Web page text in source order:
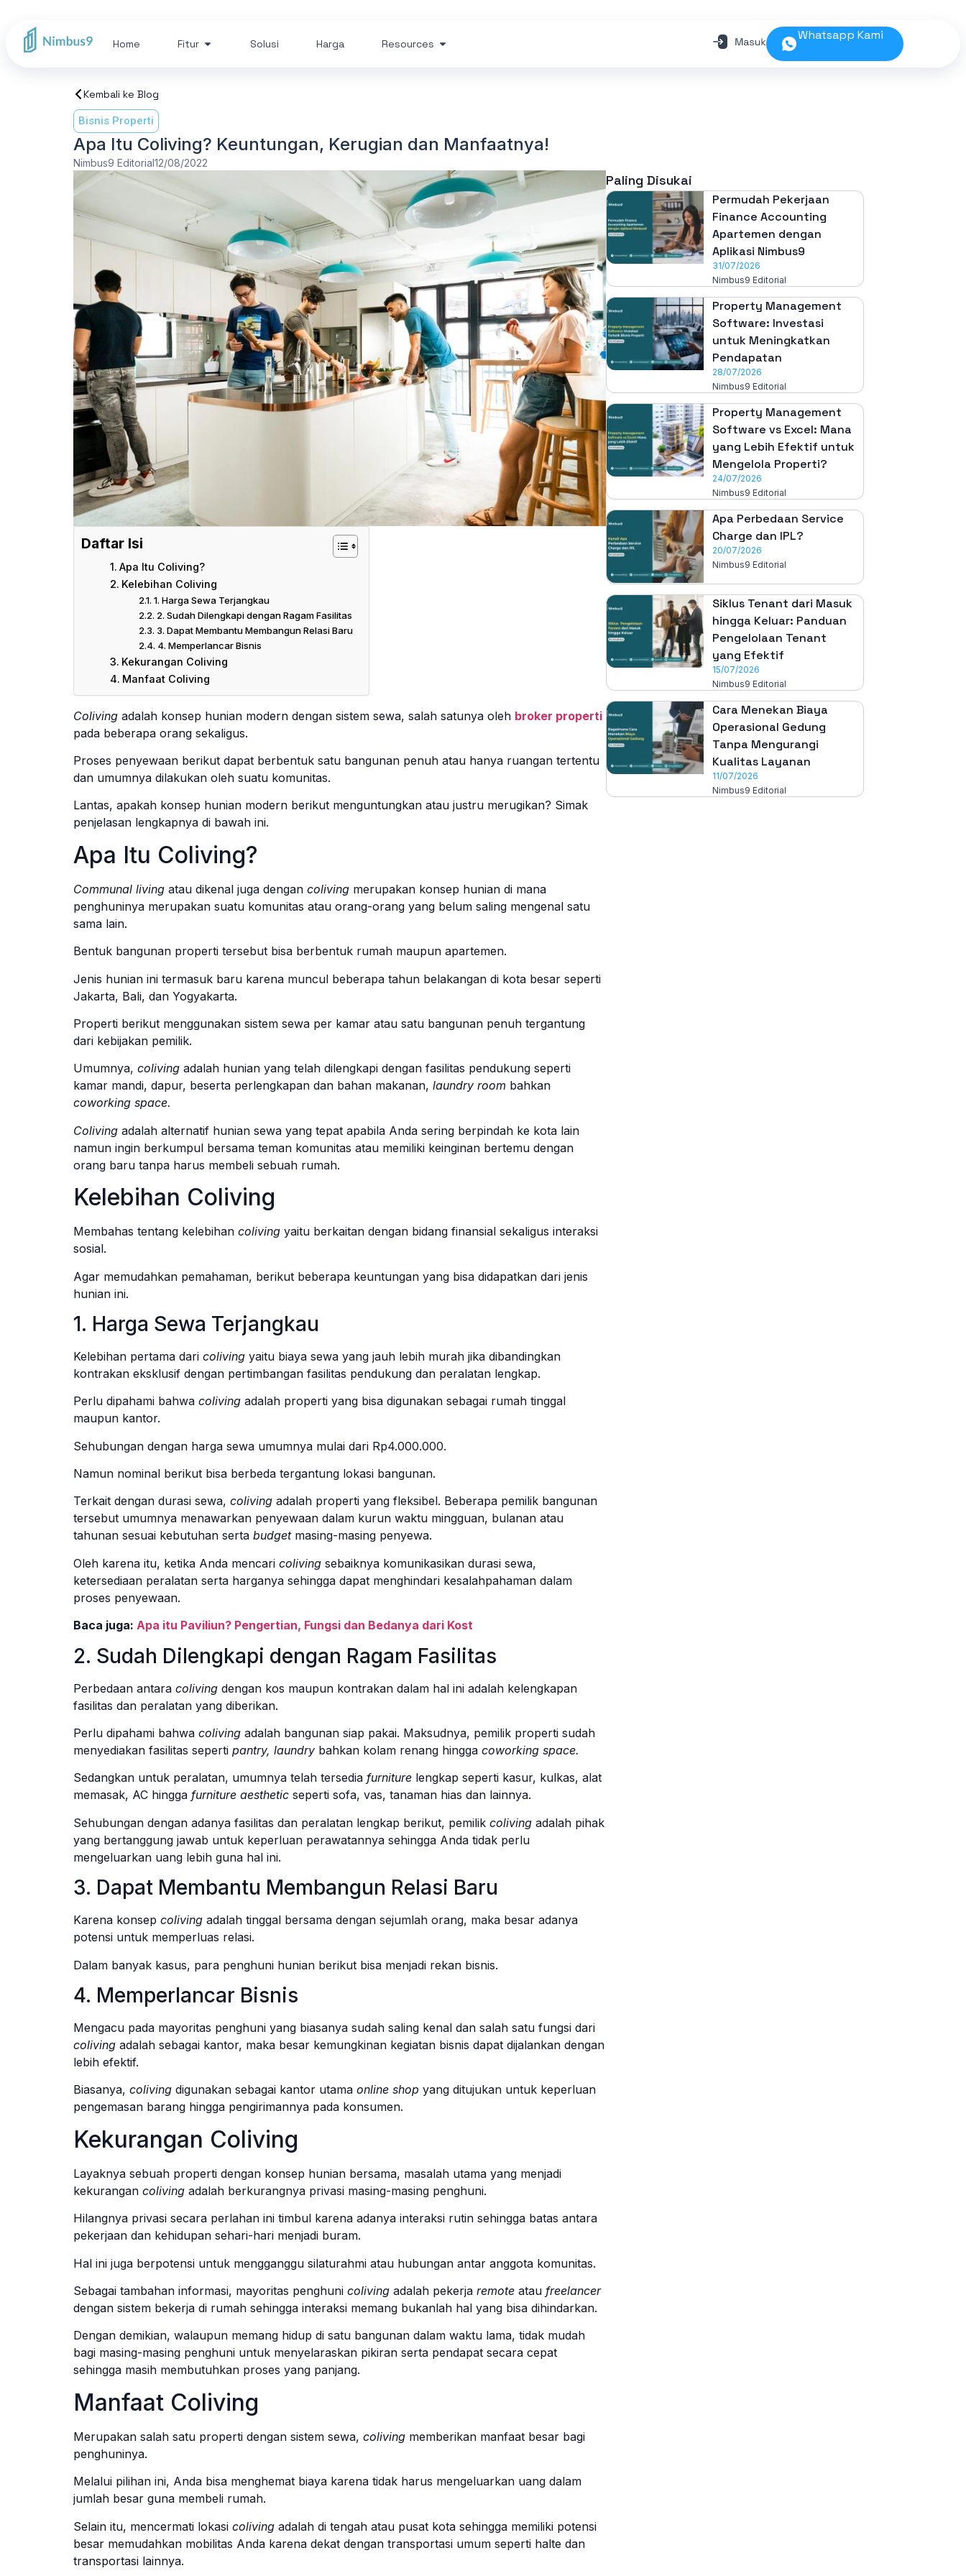
Home Fitur Solusi Harga Resources
Whatsapp Kami
Kembali ke Blog
Bisnis Properti
Apa Itu Coliving? Keuntungan, Kerugian dan Manfaatnya!
Nimbus9 Editorial12/08/2022
Daftar Isi
Apa Itu Coliving?
Kelebihan Coliving
1. Harga Sewa Terjangkau
2. Sudah Dilengkapi dengan Ragam Fasilitas
3. Dapat Membantu Membangun Relasi Baru
4. Memperlancar Bisnis
Kekurangan Coliving
Manfaat Coliving
Coliving adalah konsep hunian modern dengan sistem sewa, salah satunya oleh broker properti
pada beberapa orang sekaligus.
Proses penyewaan berikut dapat berbentuk satu bangunan penuh atau hanya ruangan tertentu
dan umumnya dilakukan oleh suatu komunitas.
Lantas, apakah konsep hunian modern berikut menguntungkan atau justru merugikan? Simak
penjelasan lengkapnya di bawah ini.
Apa Itu Coliving?
Communal living atau dikenal juga dengan coliving merupakan konsep hunian di mana
penghuninya merupakan suatu komunitas atau orang-orang yang belum saling mengenal satu
sama lain.
Bentuk bangunan properti tersebut bisa berbentuk rumah maupun apartemen.
Jenis hunian ini termasuk baru karena muncul beberapa tahun belakangan di kota besar seperti
Jakarta, Bali, dan Yogyakarta.
Properti berikut menggunakan sistem sewa per kamar atau satu bangunan penuh tergantung
dari kebijakan pemilik.
Umumnya, coliving adalah hunian yang telah dilengkapi dengan fasilitas pendukung seperti
kamar mandi, dapur, beserta perlengkapan dan bahan makanan, laundry room bahkan
coworking space.
Coliving adalah alternatif hunian sewa yang tepat apabila Anda sering berpindah ke kota lain
namun ingin berkumpul bersama teman komunitas atau memiliki keinginan bertemu dengan
orang baru tanpa harus membeli sebuah rumah.
Kelebihan Coliving
Membahas tentang kelebihan coliving yaitu berkaitan dengan bidang finansial sekaligus interaksi
sosial.
Agar memudahkan pemahaman, berikut beberapa keuntungan yang bisa didapatkan dari jenis
hunian ini.
1. Harga Sewa Terjangkau
Kelebihan pertama dari coliving yaitu biaya sewa yang jauh lebih murah jika dibandingkan
kontrakan eksklusif dengan pertimbangan fasilitas pendukung dan peralatan lengkap.
Perlu dipahami bahwa coliving adalah properti yang bisa digunakan sebagai rumah tinggal
maupun kantor.
Sehubungan dengan harga sewa umumnya mulai dari Rp4.000.000.
Namun nominal berikut bisa berbeda tergantung lokasi bangunan.
Terkait dengan durasi sewa, coliving adalah properti yang fleksibel. Beberapa pemilik bangunan
tersebut umumnya menawarkan penyewaan dalam kurun waktu mingguan, bulanan atau
tahunan sesuai kebutuhan serta budgetmasing-masing penyewa.
Oleh karena itu, ketika Anda mencari coliving sebaiknya komunikasikan durasi sewa,
ketersediaan peralatan serta harganya sehingga dapat menghindari kesalahpahaman dalam
proses penyewaan.
Baca juga: Apa itu Paviliun? Pengertian, Fungsi dan Bedanya dari Kost
2. Sudah Dilengkapi dengan Ragam Fasilitas
Perbedaan antara coliving dengan kos maupun kontrakan dalam hal ini adalah kelengkapan
fasilitas dan peralatan yang diberikan.
Perlu dipahami bahwa coliving adalah bangunan siap pakai. Maksudnya, pemilik properti sudah
menyediakan fasilitas seperti pantry, laundry bahkan kolam renang hingga coworking space.
Sedangkan untuk peralatan, umumnya telah tersedia furniture lengkap seperti kasur, kulkas, alat
memasak, AC hingga furniture aesthetic seperti sofa, vas, tanaman hias dan lainnya.
Sehubungan dengan adanya fasilitas dan peralatan lengkap berikut, pemilik coliving adalah pihak
yang bertanggung jawab untuk keperluan perawatannya sehingga Anda tidak perlu
mengeluarkan uang lebih guna hal ini.
3. Dapat Membantu Membangun Relasi Baru
Karena konsep coliving adalah tinggal bersama dengan sejumlah orang, maka besar adanya
potensi untuk memperluas relasi.
Dalam banyak kasus, para penghuni hunian berikut bisa menjadi rekan bisnis.
4. Memperlancar Bisnis
Mengacu pada mayoritas penghuni yang biasanya sudah saling kenal dan salah satu fungsi dari
coliving adalah sebagai kantor, maka besar kemungkinan kegiatan bisnis dapat dijalankan dengan
lebih efektif.
Biasanya, coliving digunakan sebagai kantor utama online shop yang ditujukan untuk keperluan
pengemasan barang hingga pengirimannya pada konsumen.
Kekurangan Coliving
Layaknya sebuah properti dengan konsep hunian bersama, masalah utama yang menjadi
kekurangan coliving adalah berkurangnya privasi masing-masing penghuni.
Hilangnya privasi secara perlahan ini timbul karena adanya interaksi rutin sehingga batas antara
pekerjaan dan kehidupan sehari-hari menjadi buram.
Hal ini juga berpotensi untuk mengganggu silaturahmi atau hubungan antar anggota komunitas.
Sebagai tambahan informasi, mayoritas penghuni coliving adalah pekerja remote atau freelancer
dengan sistem bekerja di rumah sehingga interaksi memang bukanlah hal yang bisa dihindarkan.
Dengan demikian, walaupun memang hidup di satu bangunan dalam waktu lama, tidak mudah
bagi masing-masing penghuni untuk menyelaraskan pikiran serta pendapat secara cepat
sehingga masih membutuhkan proses yang panjang.
Manfaat Coliving
Merupakan salah satu properti dengan sistem sewa, coliving memberikan manfaat besar bagi
penghuninya.
Melalui pilihan ini, Anda bisa menghemat biaya karena tidak harus mengeluarkan uang dalam
jumlah besar guna membeli rumah.
Selain itu, mencermati lokasi coliving adalah di tengah atau pusat kota sehingga memiliki potensi
besar memudahkan mobilitas Anda karena dekat dengan transportasi umum seperti halte dan
transportasi lainnya.
Paling Disukai
Permudah Pekerjaan
Finance Accounting
Apartemen dengan
Aplikasi Nimbus9
31/07/2026
Nimbus9 Editorial
Property Management
Software: Investasi
untuk Meningkatkan
Pendapatan
28/07/2026
Nimbus9 Editorial
Property Management
Software vs Excel: Mana
yang Lebih Efektif untuk
Mengelola Properti?
24/07/2026
Nimbus9 Editorial
Apa Perbedaan Service
Charge dan IPL?
20/07/2026
Nimbus9 Editorial
Siklus Tenant dari Masuk
hingga Keluar: Panduan
Pengelolaan Tenant
yang Efektif
15/07/2026
Nimbus9 Editorial
Cara Menekan Biaya
Operasional Gedung
Tanpa Mengurangi
Kualitas Layanan
11/07/2026
Nimbus9 Editorial